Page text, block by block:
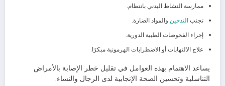
ممارسة النشاط البدني بانتظام.
تجنبالتدخين والمواد الضارة.
إجراء الفحوصات الطبية الدورية.
علاج الالتهابات أو الاضطرابات الهرمونية مبكرًا.
يساعد الاهتمام بهذه العوامل في تقليل خطر الإصابة بالأمراض
التناسلية وتحسين الصحة الإنجابية لدى الرجال والنساء.